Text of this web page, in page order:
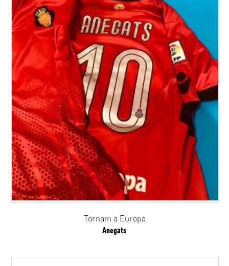
Tornam a Europa
Anegats